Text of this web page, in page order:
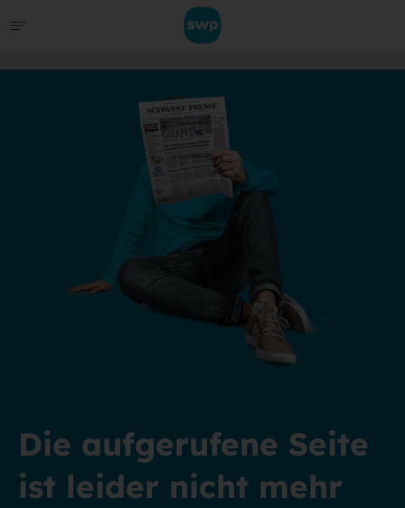
Die aufgerufene Seite
ist leider nicht mehr